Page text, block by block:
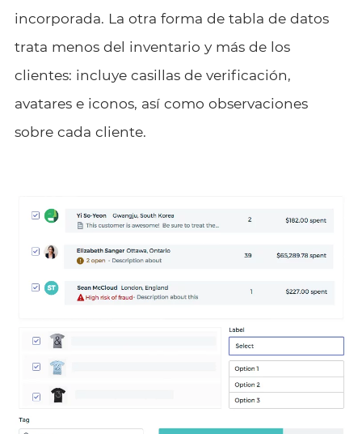
incorporada. La otra forma de tabla de datos
trata menos del inventario y más de los
clientes: incluye casillas de verificación,
avatares e iconos, así como observaciones
sobre cada cliente.